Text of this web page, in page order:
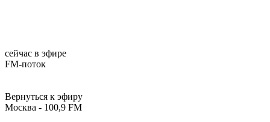
сейчас в эфире
FM-поток
Вернуться к эфиру
Москва - 100,9 FM